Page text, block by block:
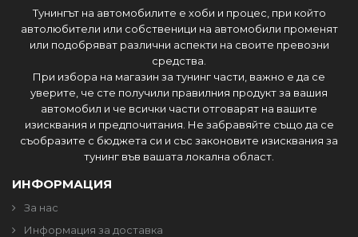
Тунингът на автомобилите е хоби и процес, при който
автолюбители или собственици на автомобили променят
или подобряват различни аспекти на своите превозни
средства.
При избора на магазин за тунинг части, важно е да се
уверите, че сте получили правилния продукт за вашия
автомобил и че всички части отговарят на вашите
изисквания и предпочитания. Не забравяйте също да се
съобразите с бюджета си и със законовите изисквания за
тунинг във вашата локална област.
ИНФОРМАЦИЯ
За нас
Информация за доставка